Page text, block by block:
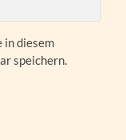
in diesem
speichern.